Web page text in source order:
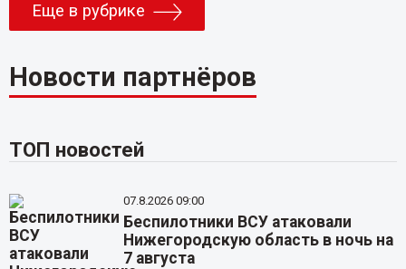
Еще в рубрике
Новости партнёров
ТОП новостей
07.8.2026 09:00
Беспилотники ВСУ атаковали
Нижегородскую область в ночь на
7 августа